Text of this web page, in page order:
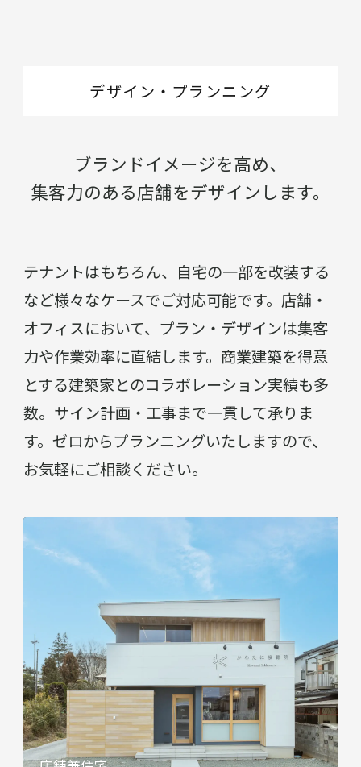
デザイン・プランニング
ブランドイメージを高め、
集客力のある店舗をデザインします。
テナントはもちろん、⾃宅の⼀部を改装する
など様々なケースでご対応可能です。店舗・
オフィスにおいて、プラン・デザインは集客
力や作業効率に直結します。商業建築を得意
とする建築家とのコラボレーション実績も多
数。サイン計画・工事まで一貫して承りま
す。ゼロからプランニングいたしますので、
お気軽にご相談ください。